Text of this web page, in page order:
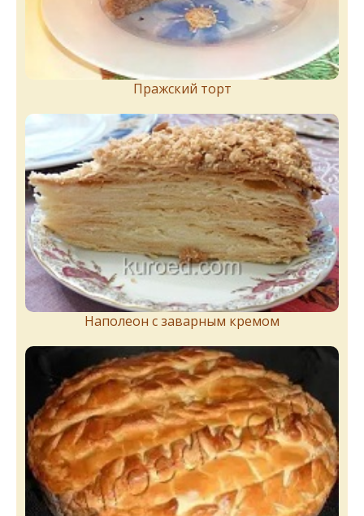
Пражский торт
Наполеон с заварным кремом